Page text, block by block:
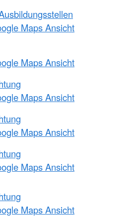
Maps Ansicht
Maps Ansicht
Maps Ansicht
Maps Ansicht
Maps Ansicht
Maps Ansicht